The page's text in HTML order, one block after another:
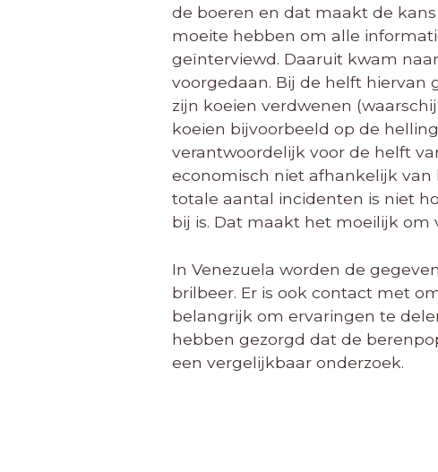
de boeren en dat maakt de
moeite hebben om alle
geïnterviewd. Daaruit kwam
voorgedaan. Bij de helft hiervan
zijn koeien verdwenen
koeien bijvoorbeeld op de
verantwoordelijk voor de helft
economisch niet afhankelijk
totale aantal incidenten is niet
bij is. Dat maakt het moeilijk om
In Venezuela worden de
brilbeer. Er is ook contact met
belangrijk om ervaringen te
hebben gezorgd dat de
een vergelijkbaar onderzoek.